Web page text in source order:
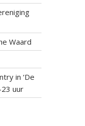
Waard
in ‘De
uur